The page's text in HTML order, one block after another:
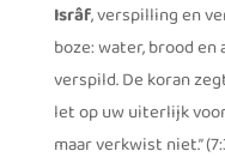
Isrâf, verspilling en
boze: water, brood
verspild. De koran
let op uw uiterlijk
maar verkwist niet.”